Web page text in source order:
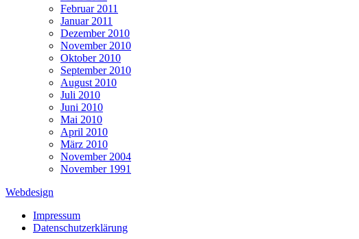
Februar 2011
Januar 2011
Dezember 2010
November 2010
Oktober 2010
September 2010
August 2010
Juli 2010
Juni 2010
Mai 2010
April 2010
März 2010
November 2004
November 1991
Webdesign
Impressum
Datenschutzerklärung